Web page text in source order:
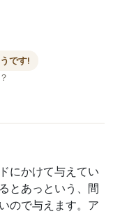
です!
にかけて与えてい
とあっという、間
ので与えます。ア